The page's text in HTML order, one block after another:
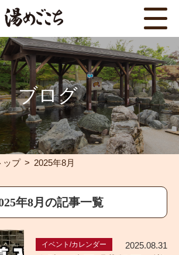
ブログ
ップ 2025年8月
年8月の記事一覧
イベント/カレンダー 2025.08.31